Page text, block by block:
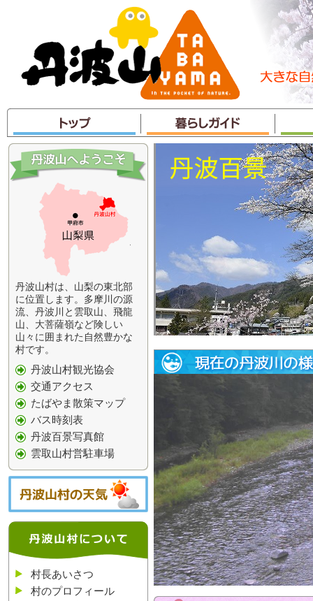
ャ
ン
プ
丹波山村は、山梨の東北部
に位置します。多摩川の源
流、丹波川と雲取山、飛龍
山、大菩薩嶺など険しい
山々に囲まれた自然豊かな
村です。
丹波山村観光協会
交通アクセス
たばやま散策マップ
バス時刻表
丹波百景写真館
雲取山村営駐車場
村長あいさつ
村のプロフィール